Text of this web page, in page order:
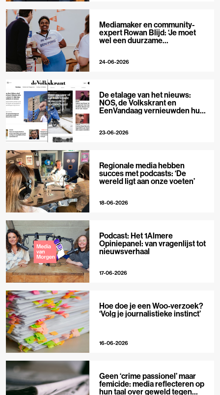
Mediamaker en community-
expert Rowan Blijd: ‘Je moet
wel een duurzame
24-06-2026
De etalage van het nieuws:
NOS, de Volkskrant en
EenVandaag vernieuwden hun
23-06-2026
Regionale media hebben
succes met podcasts: ‘De
wereld ligt aan onze voeten’
18-06-2026
Podcast: Het 1Almere
Opiniepanel: van vragenlijst tot
nieuwsverhaal
17-06-2026
Hoe doe je een Woo-verzoek?
‘Volg je journalistieke instinct’
16-06-2026
Geen ‘crime passionel’ maar
femicide: media reflecteren op
hun taal over geweld tegen